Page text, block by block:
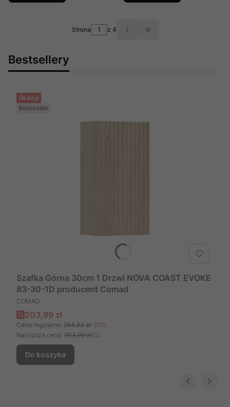
Strona z 4 Przejdź do ostatniej
Bestsellery
Okazja
Bestseller
Szafka Górna 30cm 1 Drzwi NOVA COAST EVOKE
83-30-1D producent Comad
PRODUCENT
COMAD
Cena promocyjna
203,99 zł
Cena regularna: 254,83 zł-20%
Najniższa cena: 203,99 zł0%
Do koszyka